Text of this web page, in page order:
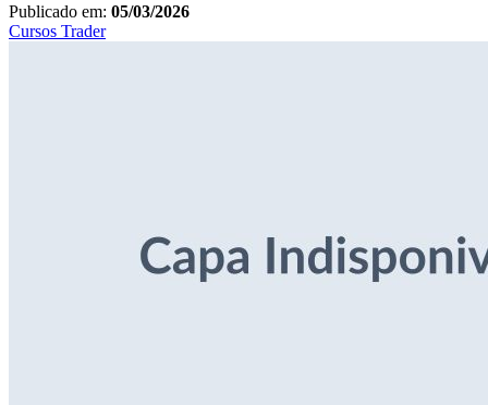
Publicado em: 05/03/2026
Cursos Trader